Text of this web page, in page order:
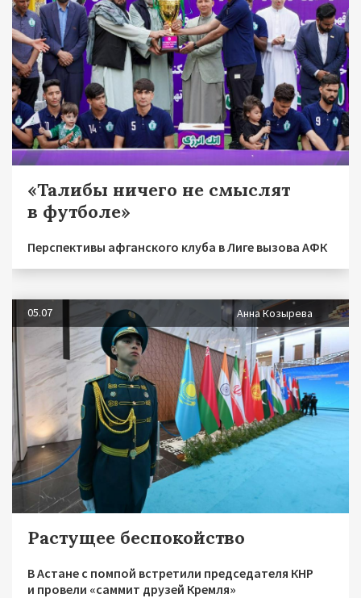
«Талибы ничего не смыслят
в футболе»
Перспективы афганского клуба в Лиге вызова АФК
05.07 Анна Козырева
Растущее беспокойство
В Астане с помпой встретили председателя КНР
и провели «саммит друзей Кремля»